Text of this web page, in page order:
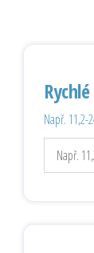
Např. 11,2-